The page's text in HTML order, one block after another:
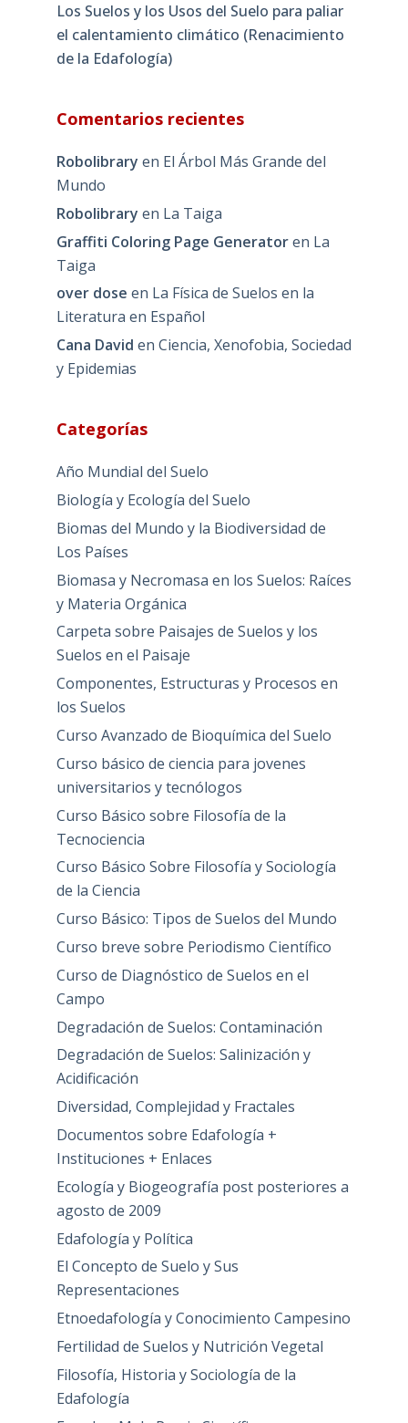
Los Suelos y los Usos del Suelo para paliar
el calentamiento climático (Renacimiento
de la Edafología)
Comentarios recientes
Robolibrary en El Árbol Más Grande del
Mundo
Robolibrary en La Taiga
Graffiti Coloring Page Generatoren La
Taiga
over dose en La Física de Suelos en la
Literatura en Español
Cana David en Ciencia, Xenofobia, Sociedad
y Epidemias
Categorías
Año Mundial del Suelo
Biología y Ecología del Suelo
Biomas del Mundo y la Biodiversidad de
Los Países
Biomasa y Necromasa en los Suelos: Raíces
y Materia Orgánica
Carpeta sobre Paisajes de Suelos y los
Suelos en el Paisaje
Componentes, Estructuras y Procesos en
los Suelos
Curso Avanzado de Bioquímica del Suelo
Curso básico de ciencia para jovenes
universitarios y tecnólogos
Curso Básico sobre Filosofía de la
Tecnociencia
Curso Básico Sobre Filosofía y Sociología
de la Ciencia
Curso Básico: Tipos de Suelos del Mundo
Curso breve sobre Periodismo Científico
Curso de Diagnóstico de Suelos en el
Campo
Degradación de Suelos: Contaminación
Degradación de Suelos: Salinización y
Acidificación
Diversidad, Complejidad y Fractales
Documentos sobre Edafología +
Instituciones + Enlaces
Ecología y Biogeografía post posteriores a
agosto de 2009
Edafología y Política
El Concepto de Suelo y Sus
Representaciones
Etnoedafología y Conocimiento Campesino
Fertilidad de Suelos y Nutrición Vegetal
Filosofía, Historia y Sociología de la
Edafología